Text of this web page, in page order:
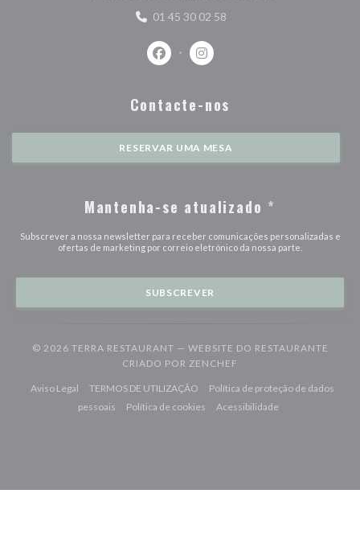
01 45 30 02 58
Facebook ((abre numa nova janela))
Instagram ((abre numa nova
Contacte-nos
RESERVAR UMA MESA
Mantenha-se atualizado *
Subscrever a nossa newsletter para receber comunicações personalizadas e
ofertas de marketing por correio eletrónico da nossa parte.
SUBSCREVER
© 2026 TERRA RESTAURANT — WEBSITE DO RESTAURANTE
CRIADO POR ZENCHEF
Aviso Legal((abre numa nova janela))
TERMOS DE UTILIZAÇÃO((abre numa nova janela))
Política de proteção de dados
pessoais((abre numa nova janela))
Política de cookies((abre numa nova janela))
Acessibilidade((abre numa nova